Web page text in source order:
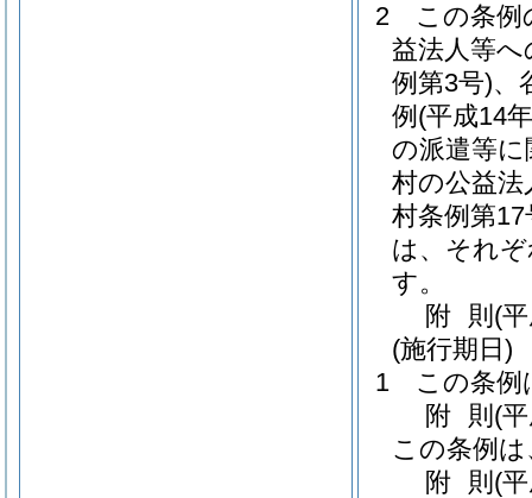
2
この条例
益法人等
例第3号)、
例 (平成14
の派遣等
村の公益
村条例第17
は、それ
す。
附 則 (
(施行期日)
1
この条例
附 則 (
この条例
附 則 (